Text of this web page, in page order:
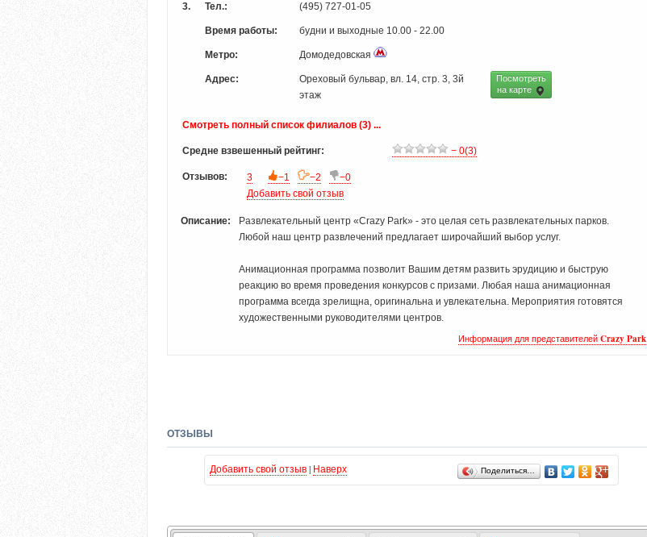
3. Тел.: (495) 727-01-05
Время работы: будни и выходные 10.00 - 22.00
Метро: Домодедовская
Адрес:
Ореховый бульвар, вл. 14, стр. 3, 3й
этаж
Посмотреть
на карте
Смотреть полный список филиалов (3) ...
Средне взвешенный рейтинг: − 0(3)
Отзывов: 3 −1 −2
−0
Добавить свой отзыв
Описание:
Развлекательный центр «Crazy Park» - это целая сеть развлекательных парков.
Любой наш центр развлечений предлагает широчайший выбор услуг.
Анимационная программа позволит Вашим детям развить эрудицию и быструю
реакцию во время проведения конкурсов с призами. Любая наша анимационная
программа всегда зрелищна, оригинальна и увлекательна. Мероприятия готовятся
художественными руководителями центров.
Информация для представителей Crazy Park
ОТЗЫВЫ
Добавить свой отзыв| Наверх Поделиться…